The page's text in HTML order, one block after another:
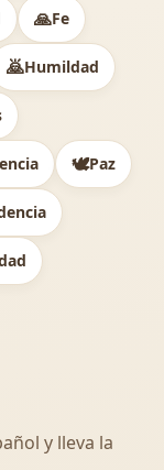
🙏Fe
🙇Humildad
🕊️Paz
y lleva la